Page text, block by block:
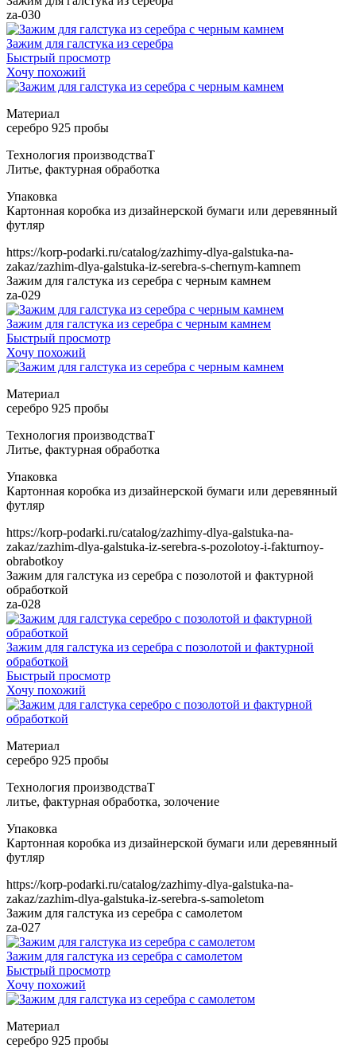
za-030
Зажим для галстука из серебра
Быстрый просмотр
Хочу похожий
Т
https://korp-podarki.ru/catalog/zazhimy-dlya-galstuka-na-
zakaz/zazhim-dlya-galstuka-iz-serebra-s-chernym-kamnem
Зажим для галстука из серебра с черным камнем
za-029
Зажим для галстука из серебра с черным камнем
Быстрый просмотр
Хочу похожий
Т
https://korp-podarki.ru/catalog/zazhimy-dlya-galstuka-na-
zakaz/zazhim-dlya-galstuka-iz-serebra-s-pozolotoy-i-fakturnoy-
obrabotkoy
Зажим для галстука из серебра с позолотой и фактурной
обработкой
za-028
Зажим для галстука из серебра с позолотой и фактурной
обработкой
Быстрый просмотр
Хочу похожий
Т
https://korp-podarki.ru/catalog/zazhimy-dlya-galstuka-na-
zakaz/zazhim-dlya-galstuka-iz-serebra-s-samoletom
Зажим для галстука из серебра с самолетом
za-027
Зажим для галстука из серебра с самолетом
Быстрый просмотр
Хочу похожий